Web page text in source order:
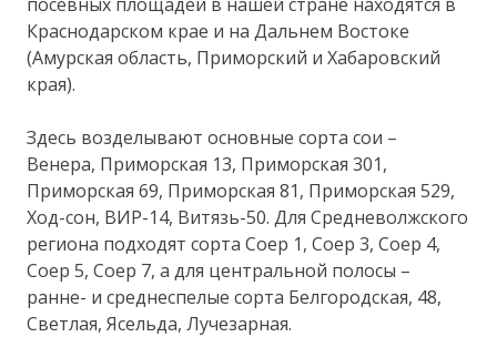
Краснодарском крае и на Дальнем Востоке
(Амурская область, Приморский и Хабаровский
края).
Здесь возделывают основные сорта сои –
Венера, Приморская 13, Приморская 301,
Приморская 69, Приморская 81, Приморская 529,
Ход-сон, ВИР-14, Витязь-50. Для Средневолжского
региона подходят сорта Соер 1, Соер 3, Соер 4,
Соер 5, Соер 7, а для центральной полосы –
ранне- и среднеспелые сорта Белгородская, 48,
Светлая, Ясельда, Лучезарная.